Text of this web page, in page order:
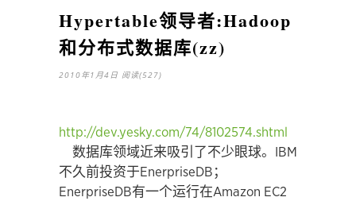
Hypertable领导者:Hadoop
和分布式数据库(zz)
2010年1月4日 阅读(527)
http://dev.yesky.com/74/8102574.shtml
数据库领域近来吸引了不少眼球。IBM
不久前投资于EnerpriseDB；
EnerpriseDB有一个运行在Amazon EC2